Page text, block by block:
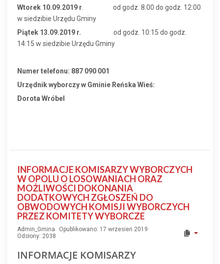
Wtorek 10.09.2019 r . od godz. 8:00 do godz. 12:00
w siedzibie Urzędu Gminy
Piątek 13.09.2019 r. od godz. 10:15 do godz.
14:15 w siedzibie Urzędu Gminy
Numer telefonu: 887 090 001
Urzędnik wyborczy w Gminie Reńska Wieś:
Dorota Wróbel
INFORMACJE KOMISARZY WYBORCZYCH
W OPOLU O LOSOWANIACH ORAZ
MOŻLIWOŚCI DOKONANIA
DODATKOWYCH ZGŁOSZEŃ DO
OBWODOWYCH KOMISJI WYBORCZYCH
PRZEZ KOMITETY WYBORCZE
Admin_Gmina
Opublikowano: 17 wrzesień 2019
Odsłony: 2038
INFORMACJE KOMISARZY